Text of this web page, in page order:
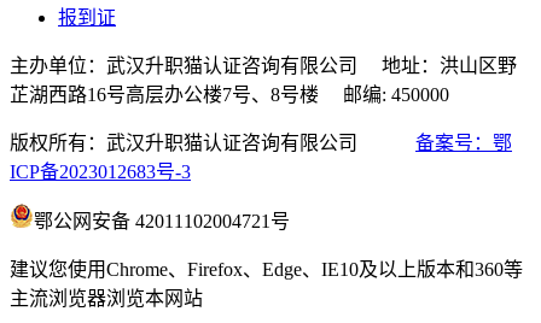
报到证
主办单位：武汉升职猫认证咨询有限公司 地址：洪山区野
芷湖西路16号高层办公楼7号、8号楼 邮编: 450000
版权所有：武汉升职猫认证咨询有限公司 备案号：鄂
ICP备2023012683号-3
鄂公网安备 42011102004721号
建议您使用Chrome、Firefox、Edge、IE10及以上版本和360等
主流浏览器浏览本网站